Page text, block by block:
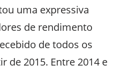
uma expressiva
de rendimento
de todos os
de 2015. Entre 2014 e